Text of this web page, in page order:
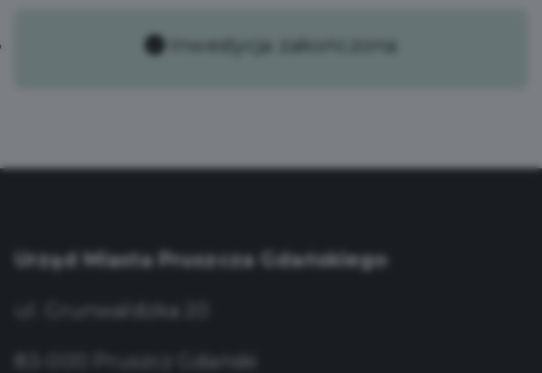
Inwestycja zakończona
Urząd Miasta Pruszcza Gdańskiego